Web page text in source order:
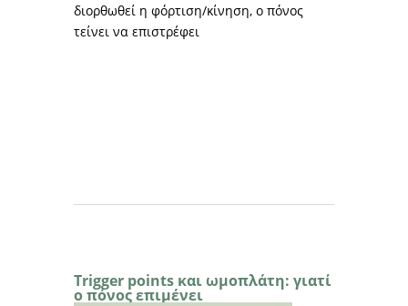
διορθωθεί η φόρτιση/κίνηση, ο πόνος
τείνει να επιστρέφει
Trigger points και ωμοπλάτη: γιατί
ο πόνος επιμένει